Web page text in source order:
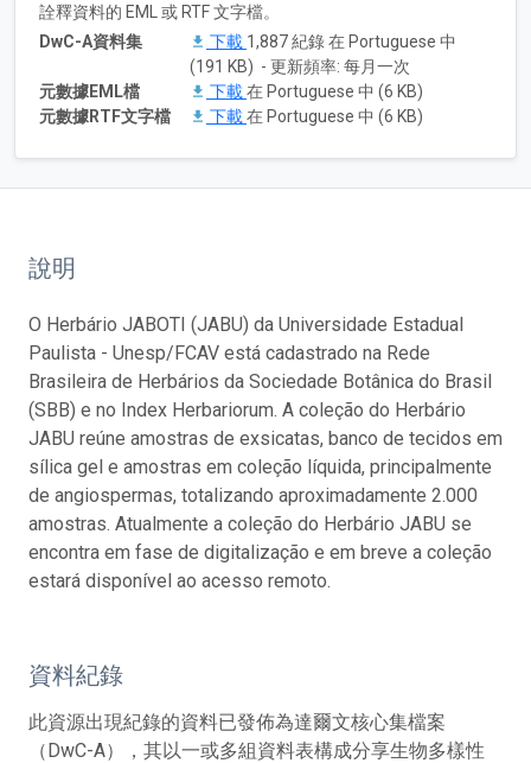
詮釋資料的 EML 或 RTF 文字檔。
DwC-A資料集
下載 1,887 紀錄 在 Portuguese 中
(191 KB) - 更新頻率: 每月一次
元數據EML檔
下載在 Portuguese 中 (6 KB)
元數據RTF文字檔
下載在 Portuguese 中 (6 KB)
說明
O Herbário JABOTI (JABU) da Universidade Estadual
Paulista - Unesp/FCAV está cadastrado na Rede
Brasileira de Herbários da Sociedade Botânica do Brasil
(SBB) e no Index Herbariorum. A coleção do Herbário
JABU reúne amostras de exsicatas, banco de tecidos em
sílica gel e amostras em coleção líquida, principalmente
de angiospermas, totalizando aproximadamente 2.000
amostras. Atualmente a coleção do Herbário JABU se
encontra em fase de digitalização e em breve a coleção
estará disponível ao acesso remoto.
資料紀錄
此資源出現紀錄的資料已發佈為達爾文核心集檔案
（DwC-A），其以一或多組資料表構成分享生物多樣性